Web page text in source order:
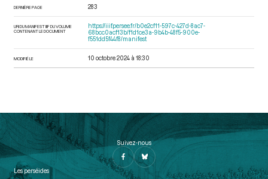
DERNIÈRE PAGE 283
URI DU MANIFEST IIIF DU VOLUME
CONTENANT LE DOCUMENT
https://iiif.persee.fr/b0e2cf11-597c-427d-8ac7-
68bcc0acf13b/f1d1ce3a-9b4b-48f5-900e-
f551dd5f44f8/manifest
MODIFIÉ LE 10 octobre 2024 à 18:30
Suivez-nous
Les perséides